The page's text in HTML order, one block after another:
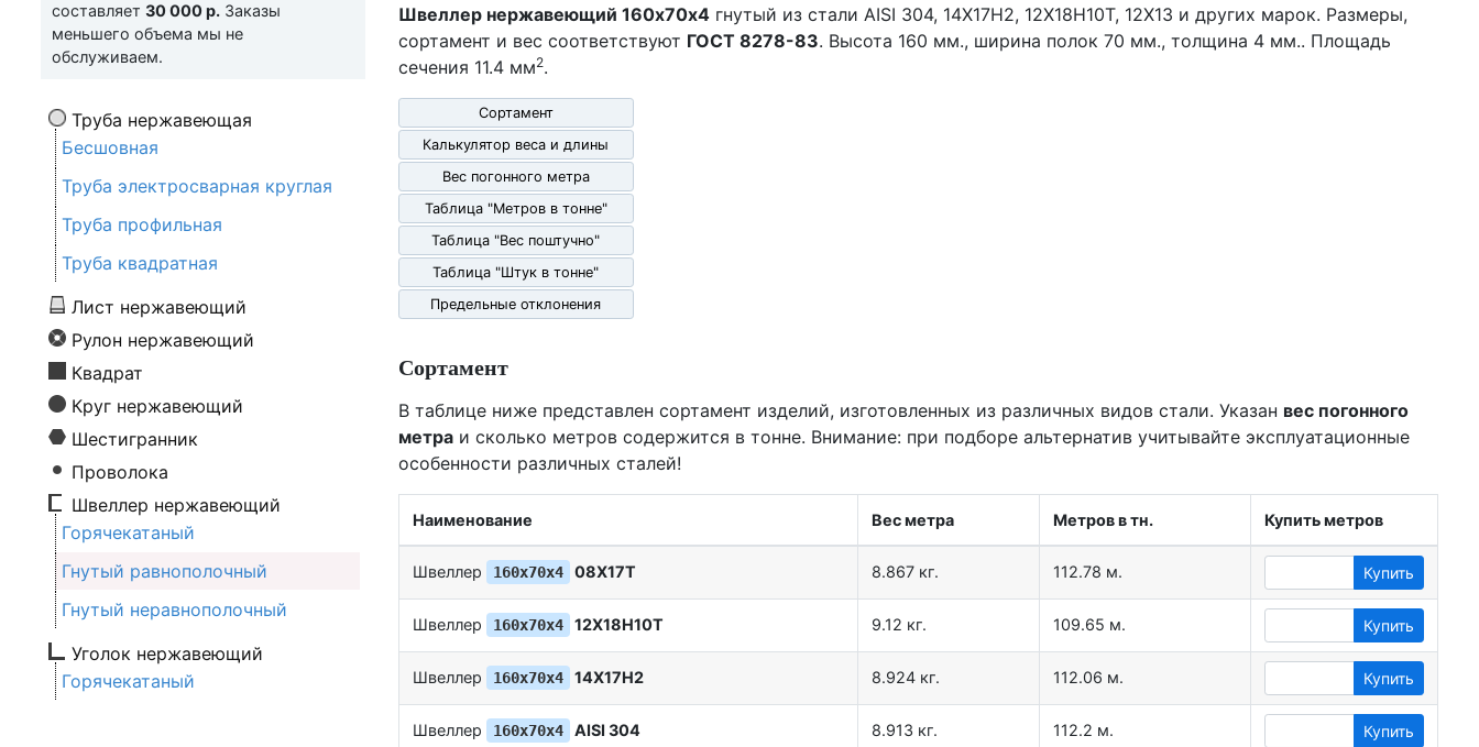
составляет 30 000 р. Заказы
меньшего объема мы не
обслуживаем.
Труба нержавеющая
Бесшовная
Труба электросварная круглая
Труба профильная
Труба квадратная
Лист нержавеющий
Рулон нержавеющий
Квадрат
Круг нержавеющий
Шестигранник
Проволока
Швеллер нержавеющий
Горячекатаный
Гнутый равнополочный
Гнутый неравнополочный
Уголок нержавеющий
Горячекатаный
Швеллер нержавеющий 160х70х4 гнутый из стали AISI 304, 14Х17Н2, 12Х18Н10Т, 12Х13 и других марок. Размеры,
сортамент и вес соответствуют ГОСТ 8278-83. Высота 160 мм., ширина полок 70 мм., толщина 4 мм.. Площадь
сечения 11.4 мм2.
Сортамент
Калькулятор веса и длины
Вес погонного метра
Таблица "Метров в тонне"
Таблица "Вес поштучно"
Таблица "Штук в тонне"
Предельные отклонения
Сортамент
В таблице ниже представлен сортамент изделий, изготовленных из различных видов стали. Указан вес погонного
метра и сколько метров содержится в тонне. Внимание: при подборе альтернатив учитывайте эксплуатационные
особенности различных сталей!
Наименование Вес метра Метров в тн. Купить метров
Швеллер 160х70х4 08Х17Т 8.867 кг. 112.78 м. Купить
Швеллер 160х70х4 12Х18Н10Т 9.12 кг. 109.65 м. Купить
Швеллер 160х70х4 14Х17Н2 8.924 кг. 112.06 м. Купить
Швеллер 160х70х4 AISI 304 8.913 кг. 112.2 м. Купить